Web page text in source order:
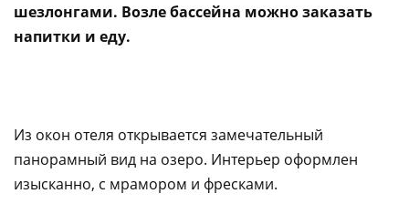
шезлонгами. Возле бассейна можно заказать
напитки и еду.
Из окон отеля открывается замечательный
панорамный вид на озеро. Интерьер оформлен
изысканно, с мрамором и фресками.